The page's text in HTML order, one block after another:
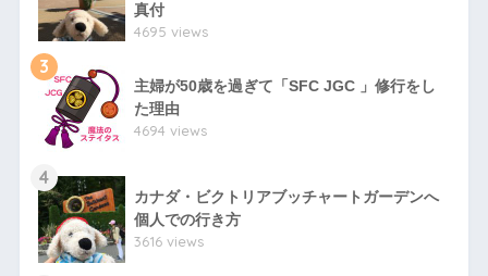
真付
4695 views
3
主婦が50歳を過ぎて「SFC JGC 」修行をし
た理由
4694 views
4
カナダ・ビクトリアブッチャートガーデンへ
個人での行き方
3616 views